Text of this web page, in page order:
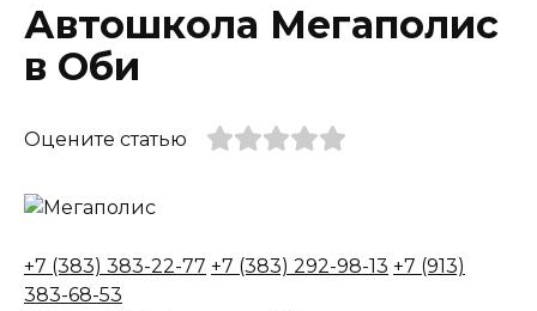
Автошкола Мегаполис
в Оби
Оцените статью
+7 (383) 383-22-77 +7 (383) 292-98-13 +7 (913)
383-68-53